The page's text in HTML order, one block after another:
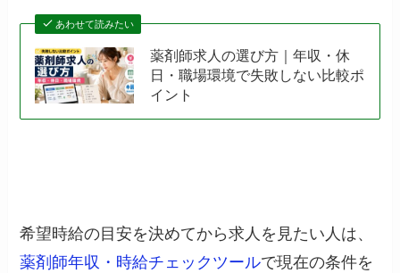
あわせて読みたい
薬剤師求人の選び方｜年収・休
日・職場環境で失敗しない比較ポ
イント
希望時給の目安を決めてから求人を見たい人は、
薬剤師年収・時給チェックツールで現在の条件を